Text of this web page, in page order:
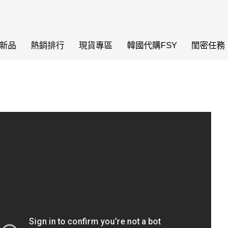
品 熱銷排行 現貨專區 韓國代購FSY 閨密任務